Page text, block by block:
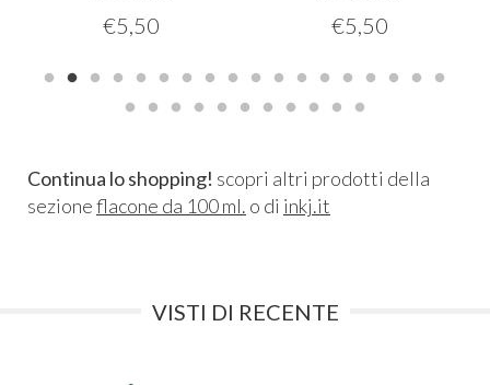
€5,50 €5,50
Continua lo shopping! scopri altri prodotti della
sezioneflacone da 100 ml. o di inkj.it
VISTI DI RECENTE